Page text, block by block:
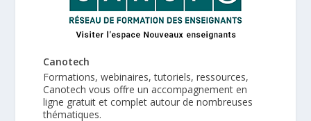
Canotech
Formations, webinaires, tutoriels, ressources,
Canotech vous offre un accompagnement en
ligne gratuit et complet autour de nombreuses
thématiques.